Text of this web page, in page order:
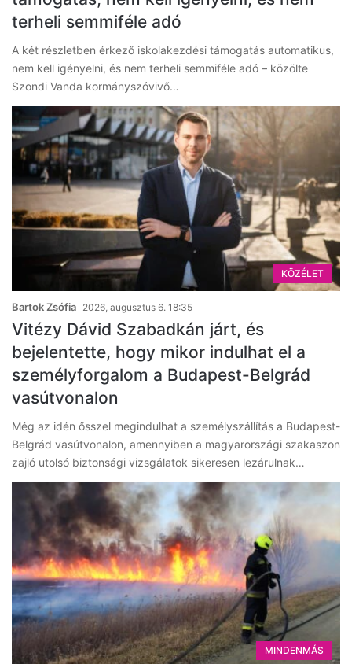
terheli semmiféle adó
A két részletben érkező iskolakezdési támogatás automatikus,
nem kell igényelni, és nem terheli semmiféle adó – közölte
Szondi Vanda kormányszóvivő…
KÖZÉLET
Bartok Zsófia 2026, augusztus 6. 18:35
Vitézy Dávid Szabadkán járt, és
bejelentette, hogy mikor indulhat el a
személyforgalom a Budapest-Belgrád
vasútvonalon
Még az idén ősszel megindulhat a személyszállítás a Budapest-
Belgrád vasútvonalon, amennyiben a magyarországi szakaszon
zajló utolsó biztonsági vizsgálatok sikeresen lezárulnak…
MINDENMÁS